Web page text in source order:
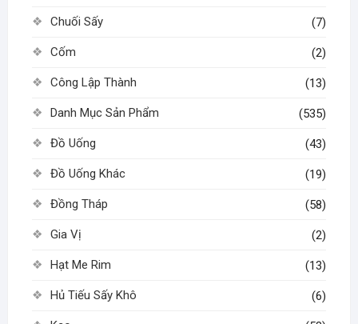
Chuối Sấy (7)
Cốm (2)
Công Lập Thành (13)
Danh Mục Sản Phẩm (535)
Đồ Uống (43)
Đồ Uống Khác (19)
Đồng Tháp (58)
Gia Vị (2)
Hạt Me Rim (13)
Hủ Tiếu Sấy Khô (6)